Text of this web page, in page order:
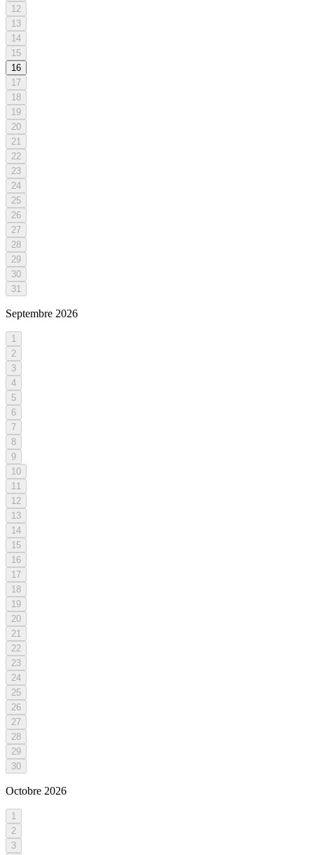
12
13
14
15
16
17
18
19
20
21
22
23
24
25
26
27
28
29
30
31
Septembre 2026
1
2
3
4
5
6
7
8
9
10
11
12
13
14
15
16
17
18
19
20
21
22
23
24
25
26
27
28
29
30
Octobre 2026
1
2
3